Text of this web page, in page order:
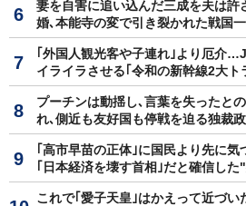
妻を自害に追い込んだ三成を夫は
婚､本能寺の変で引き裂かれた戦国
｢外国人観光客や子連れ｣より厄介
イライラさせる｢令和の新幹線2大ト
プーチンは動揺し､言葉を失ったと
れ､側近も友好国も停戦を迫る独裁
｢高市早苗の正体｣に国民より先に
｢日本経済を壊す首相｣だと確信し
これで｢愛子天皇｣はかえって近づ